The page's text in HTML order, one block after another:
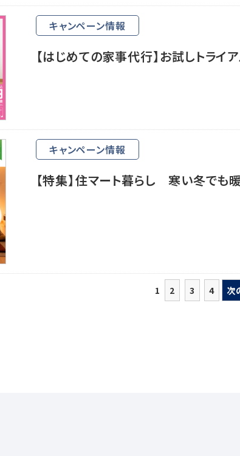
キャンペーン情報
【はじめての家事代行】お試しトライ
キャンペーン情報
【特集】住マート暮らし 寒い冬でも
1 2 3 4 次